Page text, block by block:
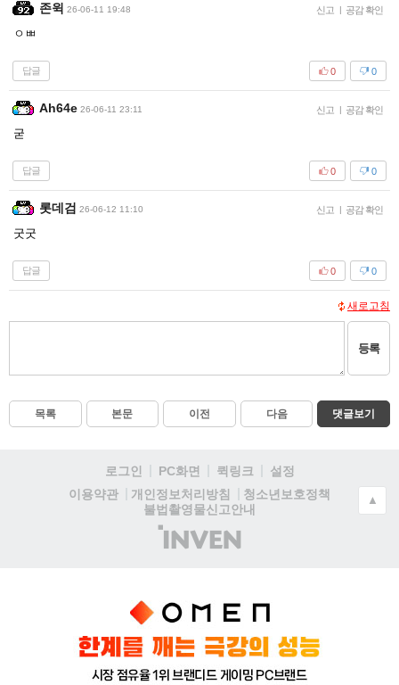
존윅 26-06-11 19:48 신고 | 공감 확인
ㅇㅃ
답글 0
0
Ah64e 26-06-11 23:11 신고 | 공감 확인
굳
답글 0
0
롯데검 26-06-12 11:10 신고 | 공감 확인
굿굿
답글 0
0
새로고침
등록
목록 본문 이전 다음 댓글보기
로그인 PC화면 퀵링크
설정
이용약관
개인정보처리방침
청소년보호정책
불법촬영물신고안내
(주)
인
▲